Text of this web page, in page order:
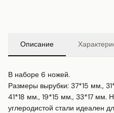
Описание
В наборе 6 ножей.
Размеры вырубки: 37*15 мм.,
41*18 мм., 19*15 мм., 33*17 мм.
углеродистой стали идеален